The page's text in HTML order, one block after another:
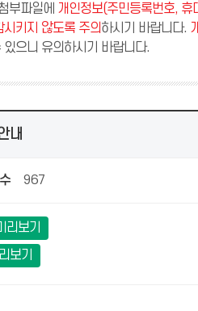
부파일에 개인정보(주민등록번호,
키지 않도록 주의하시기 바랍니다.
있으니 유의하시기 바랍니다.
내
967
리보기
보기